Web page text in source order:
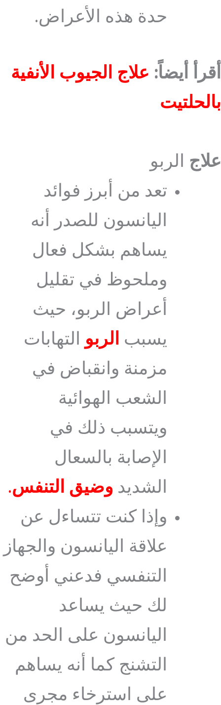
حدة هذه الأعراض.
أقرأ أيضاً: علاج الجيوب الأنفية
بالحلتيت
علاج الربو
تعد من أبرز فوائد
اليانسون للصدر أنه
يساهم بشكل فعال
وملحوظ في تقليل
أعراض الربو، حيث
يسبب الربو التهابات
مزمنة وانقباض في
الشعب الهوائية
ويتسبب ذلك في
الإصابة بالسعال
الشديدوضيق التنفس.
وإذا كنت تتساءل عن
علاقة اليانسون والجهاز
التنفسي فدعني أوضح
لك حيث يساعد
اليانسون على الحد من
التشنج كما أنه يساهم
على استرخاء مجرى